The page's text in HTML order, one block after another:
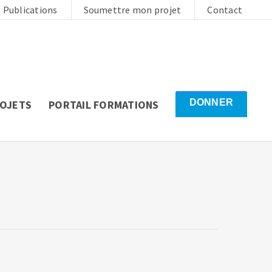
Publications Soumettre mon projet Contact
PORTAIL FORMATIONS DONNER